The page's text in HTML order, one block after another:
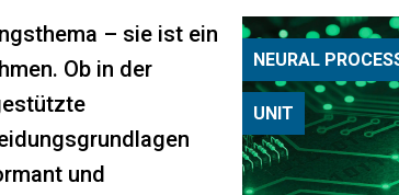
– sie ist ein
Ob in der
und
NEURAL
UNIT